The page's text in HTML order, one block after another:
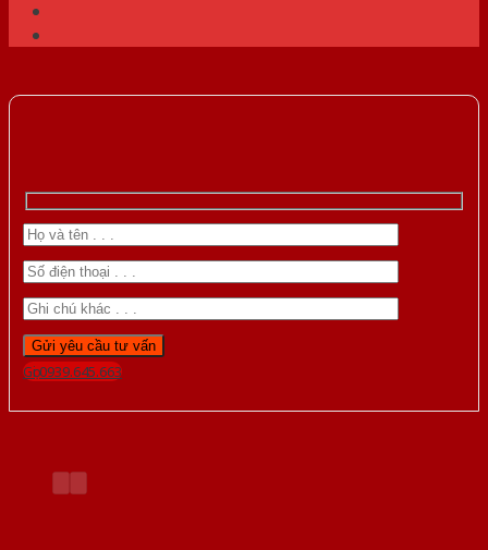
Gọi 0939.645.663